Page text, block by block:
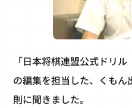
「日本将棋連盟公式ドリ
の編集を担当した、くも
則に聞きました。